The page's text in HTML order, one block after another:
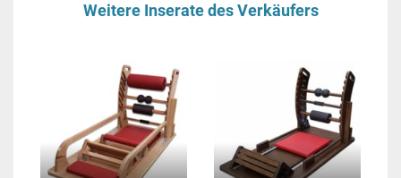
Weitere Inserate des Verkäufers